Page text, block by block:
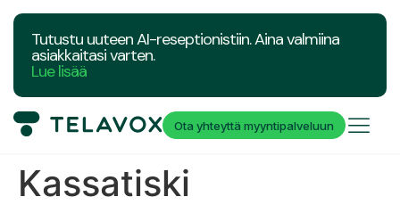
Tutustu uuteen AI-reseptionistiin. Aina valmiina
asiakkaitasi varten.
Lue lisää
Ota yhteyttä myyntipalveluun
Kassatiski